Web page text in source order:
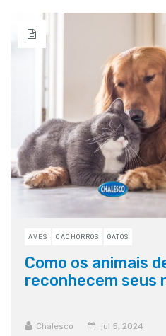
AVES CACHORROS GATOS
Como os animais
reconhecem seus
Chalesco jul 5, 2024